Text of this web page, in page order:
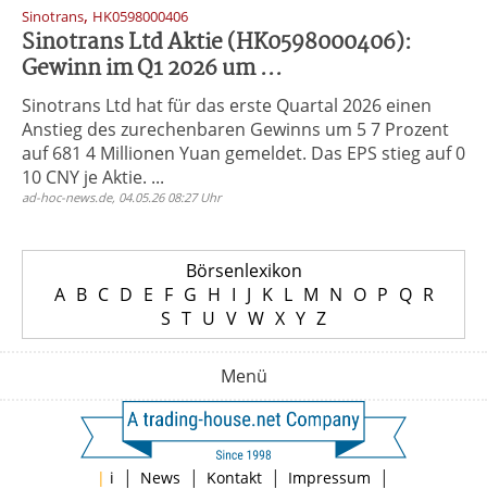
Sinotrans, HK0598000406
Sinotrans Ltd Aktie (HK0598000406):
Gewinn im Q1 2026 um ...
Sinotrans Ltd hat für das erste Quartal 2026 einen
Anstieg des zurechenbaren Gewinns um 5 7 Prozent
auf 681 4 Millionen Yuan gemeldet. Das EPS stieg auf 0
10 CNY je Aktie. ...
ad-hoc-news.de, 04.05.26 08:27 Uhr
Börsenlexikon
A B C D E F G H I J K L M N O P Q R
S T U V W X Y Z
Menü
| i | News | Kontakt | Impressum
|